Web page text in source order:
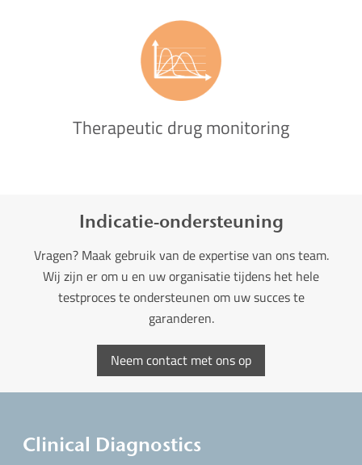
Therapeutic drug monitoring
Indicatie-ondersteuning
Vragen? Maak gebruik van de expertise van ons team.
Wij zijn er om u en uw organisatie tijdens het hele
testproces te ondersteunen om uw succes te
garanderen.
Neem contact met ons op
Clinical Diagnostics